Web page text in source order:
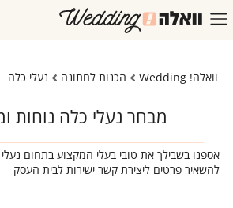
וואלה! Wedding הכנות לחתונה נעלי כלה
מבחר נעלי כלה נוחות
אספנו בשבילך את טובי בעלי המקצוע בתחום
להשאיר פרטים ליצירת קשר ישירות לבית העסק